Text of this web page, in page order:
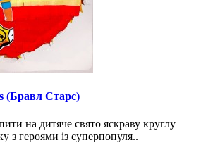
(Бравл Старс)
на дитяче свято яскраву круглу
з героями із суперпопуля..